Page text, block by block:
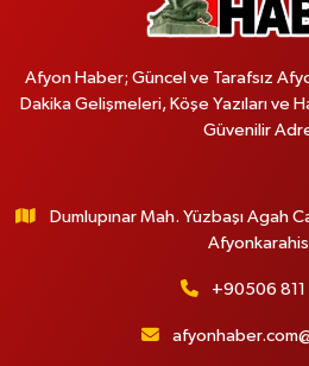
Afyon Haber; Güncel ve Tarafsız
Dakika Gelişmeleri, Köşe Yazıları ve
Güvenilir
Dumlupınar Mah. Yüzbaşı Agah
+90506